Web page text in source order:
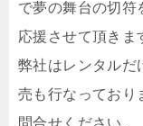
で夢の舞台の切符
応援させて頂きま
弊社はレンタルだ
売も行なっており
問合せください。